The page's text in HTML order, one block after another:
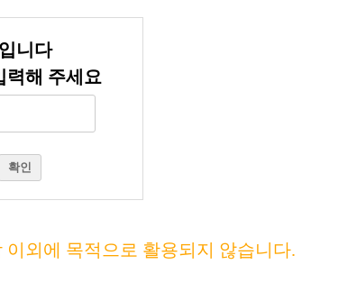
니다
력해 주세요
확인
외에 목적으로 활용되지 않습니다.